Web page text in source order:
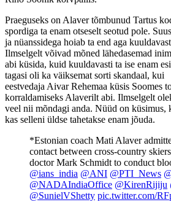
Praeguseks on Alaver tõmbunud Tartus
spordiga ta enam otseselt seotud pole.
ja nüanssidega hoiab ta end aga
Ilmselgelt võivad mõned lähedasemad
abi küsida, kuid kuuldavasti ta ise enam
tagasi oli ka väiksemat sorti skandaal, kui
eestvedaja Aivar Rehemaa küsis Soomes
korraldamiseks Alaverilt abi. Ilmselgelt
veel nii mõndagi anda. Nüüd on küsimus,
kas selleni üldse tahetakse enam jõuda.
*Estonian coach Mati Alaver
contact between cross-country
doctor Mark Schmidt to conduct
@ians_india @ANI @PTI_News
@NADAIndiaOffice @KirenRijiju
@SunielVShetty pic.twitter.com/